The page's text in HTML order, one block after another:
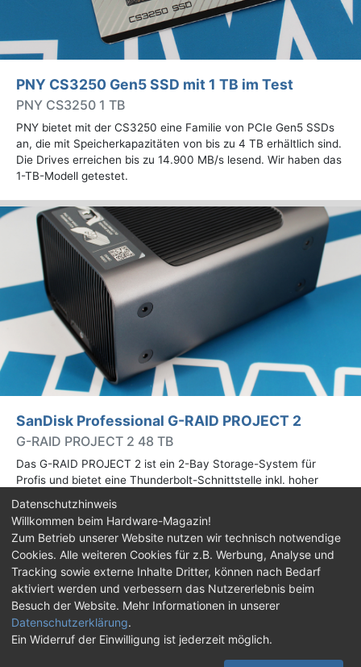
PNY CS3250 Gen5 SSD mit 1 TB im Test
PNY CS3250 1 TB
PNY bietet mit der CS3250 eine Familie von PCIe Gen5 SSDs
an, die mit Speicherkapazitäten von bis zu 4 TB erhältlich sind.
Die Drives erreichen bis zu 14.900 MB/s lesend. Wir haben das
1-TB-Modell getestet.
SanDisk Professional G-RAID PROJECT 2
G-RAID PROJECT 2 48 TB
Das G-RAID PROJECT 2 ist ein 2-Bay Storage-System für
Profis und bietet eine Thunderbolt-Schnittstelle inkl. hoher
Speicherkapazitäten. Wir haben das 48-TB-Modell getestet.
Impressum |Kontakt|Jobs|Datenschutz|
Consent‑Einstellungen|Haftungsausschluss
Feed Facebook YouTube
Twitch
© Copyright 2001 - 2026 Hardware-Magazin
Datenschutzhinweis
Willkommen beim Hardware-Magazin!
Zum Betrieb unserer Website nutzen wir technisch notwendige
Cookies. Alle weiteren Cookies für z.B. Werbung, Analyse und
Tracking sowie externe Inhalte Dritter, können nach Bedarf
aktiviert werden und verbessern das Nutzererlebnis beim
Besuch der Website. Mehr Informationen in unserer
Datenschutzerklärung.
Ein Widerruf der Einwilligung ist jederzeit möglich.